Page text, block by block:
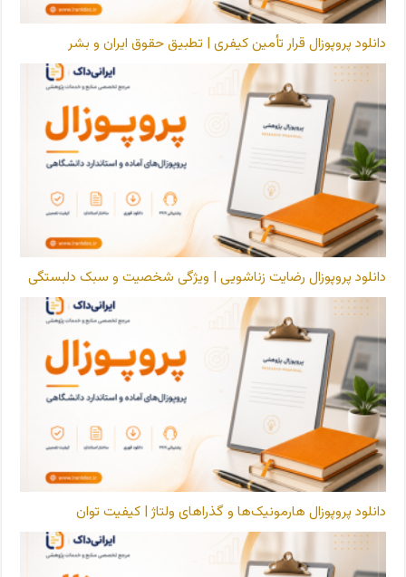
دانلود پروپوزال قرار تأمین کیفری | تطبیق حقوق ایران و بشر
دانلود پروپوزال رضایت زناشویی | ویژگی شخصیت و سبک دلبستگی
دانلود پروپوزال هارمونیک‌ها و گذراهای ولتاژ | کیفیت توان